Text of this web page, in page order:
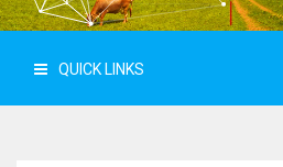
QUICK LINKS